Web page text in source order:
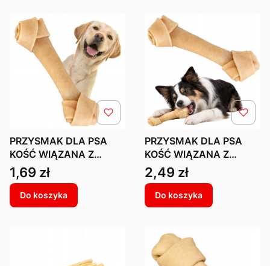
PRZYSMAK DLA PSA
KOŚĆ WIĄZANA Z
WOŁOWEJ SKÓRY DLA
PSA 11 CM
Cena
1,69 zł
Do koszyka
PRZYSMAK DLA PSA
KOŚĆ WIĄZANA Z
WOŁOWEJ SKÓRY DLA
PSA 17 CM
Cena
2,49 zł
Do koszyka